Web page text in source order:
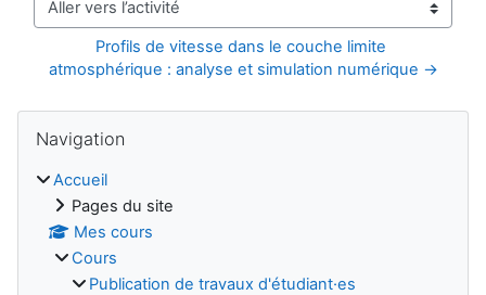
Aller vers l’activité
Profils de vitesse dans le couche limite
atmosphérique : analyse et simulation numérique →
Blocs
Navigation
Accueil
Pages du site
Mes cours
Cours
Publication de travaux d'étudiant·es